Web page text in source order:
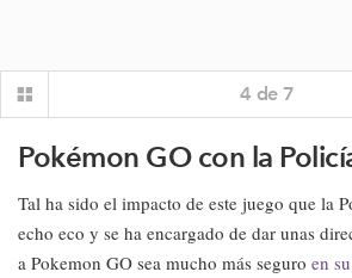
4 de 7
Pokémon GO con la
Tal ha sido el impacto de este juego que la
echo eco y se ha encargado de dar unas
a Pokemon GO sea mucho más seguro en